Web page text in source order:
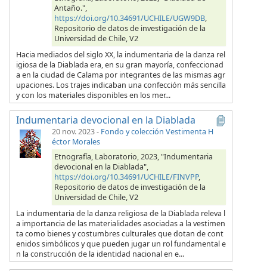
Antaño.",
https://doi.org/10.34691/UCHILE/UGW9DB,
Repositorio de datos de investigación de la
Universidad de Chile, V2
Hacia mediados del siglo XX, la indumentaria de la danza rel
igiosa de la Diablada era, en su gran mayoría, confeccionad
a en la ciudad de Calama por integrantes de las mismas agr
upaciones. Los trajes indicaban una confección más sencilla
y con los materiales disponibles en los mer...
Indumentaria devocional en la Diablada
20 nov. 2023- Fondo y colección Vestimenta H
éctor Morales
Etnografía, Laboratorio, 2023, "Indumentaria
devocional en la Diablada",
https://doi.org/10.34691/UCHILE/FINVPP,
Repositorio de datos de investigación de la
Universidad de Chile, V2
La indumentaria de la danza religiosa de la Diablada releva l
a importancia de las materialidades asociadas a la vestimen
ta como bienes y costumbres culturales que dotan de cont
enidos simbólicos y que pueden jugar un rol fundamental e
n la construcción de la identidad nacional en e...